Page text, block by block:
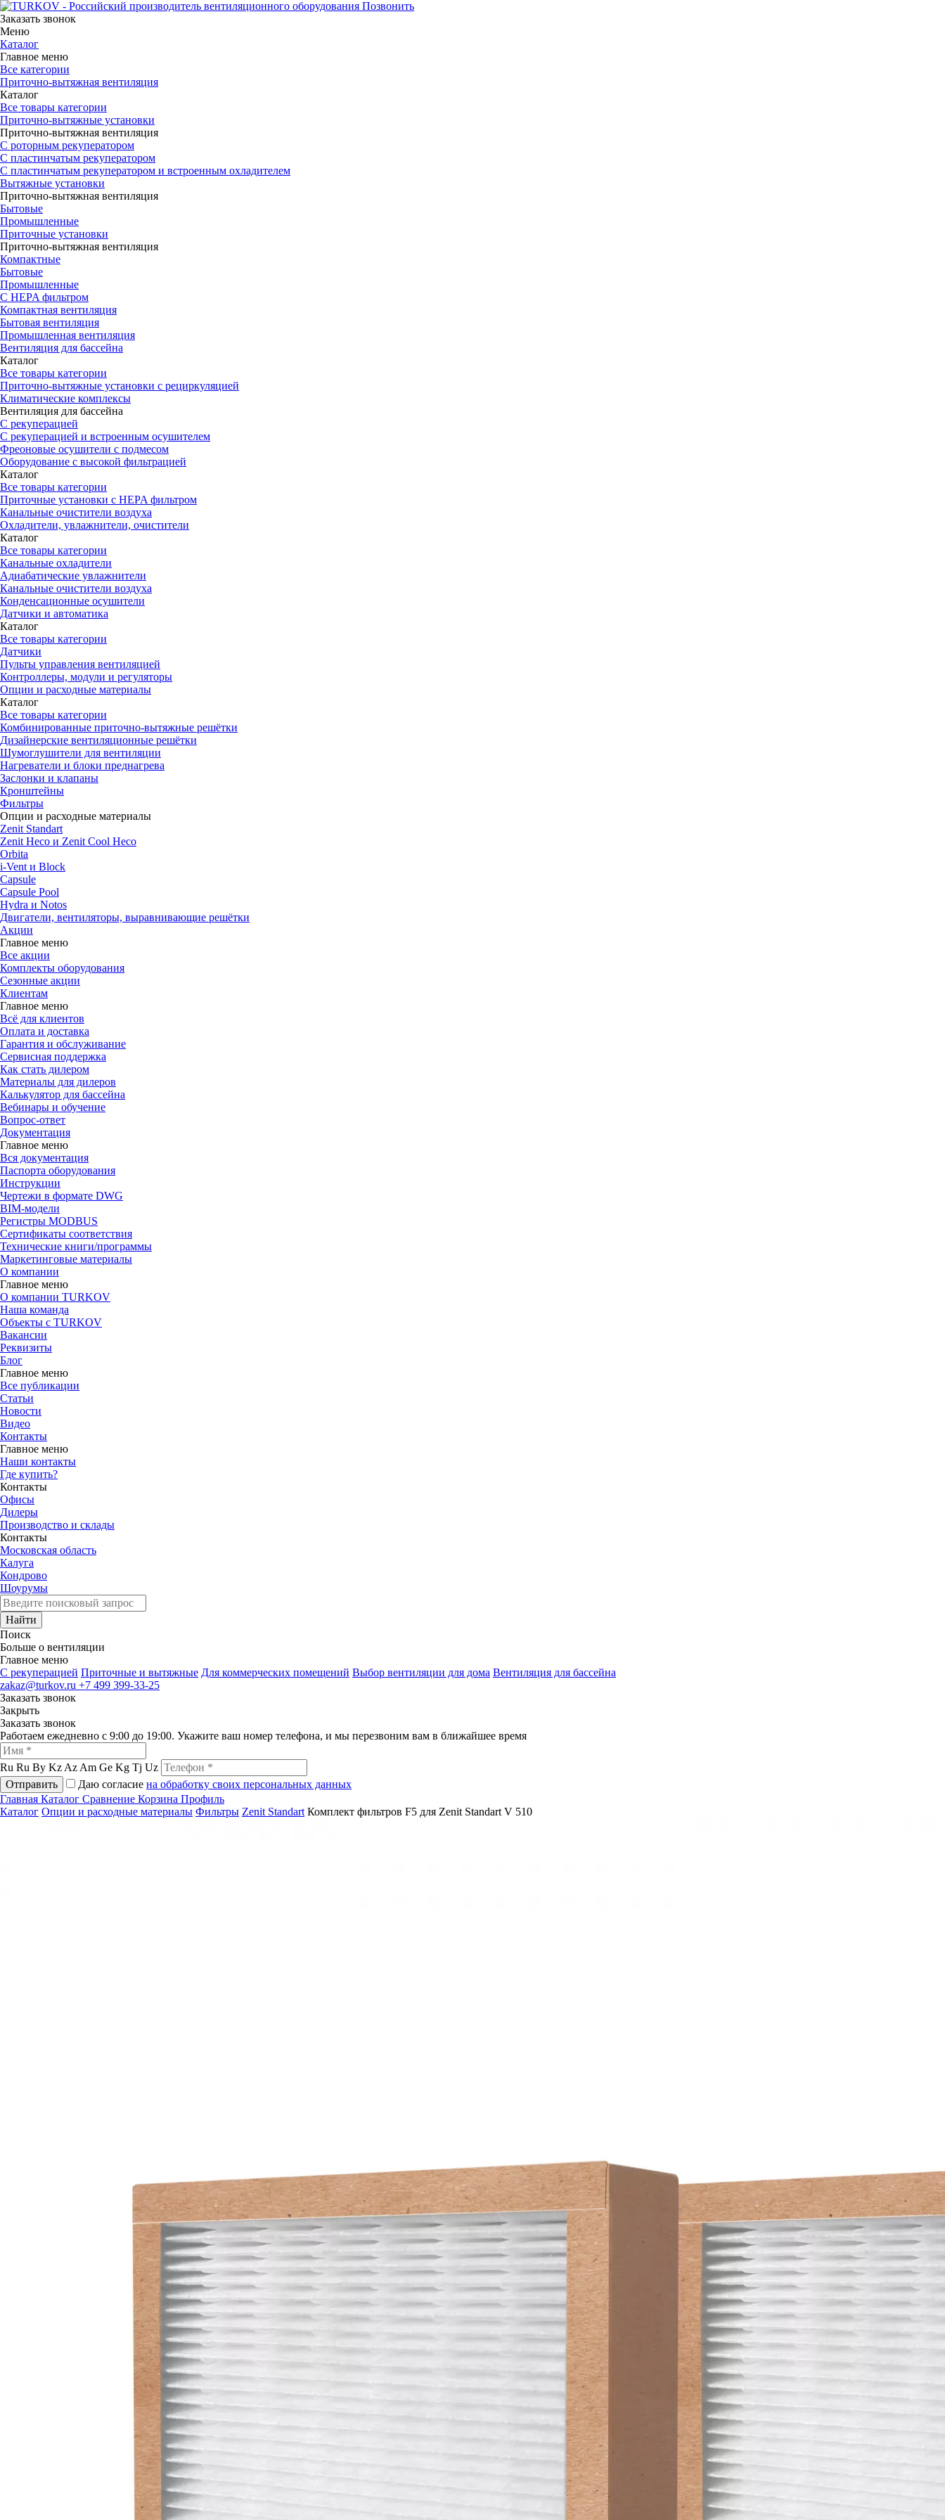
Позвонить
Заказать звонок
Меню
Каталог
Главное меню
Все категории
Приточно-вытяжная вентиляция
Каталог
Все товары категории
Приточно-вытяжные установки
Приточно-вытяжная вентиляция
С роторным рекуператором
С пластинчатым рекуператором
С пластинчатым рекуператором и встроенным охладителем
Вытяжные установки
Приточно-вытяжная вентиляция
Бытовые
Промышленные
Приточные установки
Приточно-вытяжная вентиляция
Компактные
Бытовые
Промышленные
С HEPA фильтром
Компактная вентиляция
Бытовая вентиляция
Промышленная вентиляция
Вентиляция для бассейна
Каталог
Все товары категории
Приточно-вытяжные установки с рециркуляцией
Климатические комплексы
Вентиляция для бассейна
С рекуперацией
С рекуперацией и встроенным осушителем
Фреоновые осушители с подмесом
Оборудование с высокой фильтрацией
Каталог
Все товары категории
Приточные установки c HEPA фильтром
Канальные очистители воздуха
Охладители, увлажнители, очистители
Каталог
Все товары категории
Канальные охладители
Адиабатические увлажнители
Канальные очистители воздуха
Конденсационные осушители
Датчики и автоматика
Каталог
Все товары категории
Датчики
Пульты управления вентиляцией
Контроллеры, модули и регуляторы
Опции и расходные материалы
Каталог
Все товары категории
Комбинированные приточно-вытяжные решётки
Дизайнерские вентиляционные решётки
Шумоглушители для вентиляции
Нагреватели и блоки преднагрева
Заслонки и клапаны
Кронштейны
Фильтры
Опции и расходные материалы
Zenit Standart
Zenit Heco и Zenit Cool Heco
Orbita
i-Vent и Block
Capsule
Capsule Pool
Hydra и Notos
Двигатели, вентиляторы, выравнивающие решётки
Акции
Главное меню
Все акции
Комплекты оборудования
Сезонные акции
Клиентам
Главное меню
Всё для клиентов
Оплата и доставка
Гарантия и обслуживание
Сервисная поддержка
Как стать дилером
Материалы для дилеров
Калькулятор для бассейна
Вебинары и обучение
Вопрос-ответ
Документация
Главное меню
Вся документация
Паспорта оборудования
Инструкции
Чертежи в формате DWG
BIM-модели
Регистры MODBUS
Сертификаты соответствия
Технические книги/программы
Маркетинговые материалы
О компании
Главное меню
О компании TURKOV
Наша команда
Объекты с TURKOV
Вакансии
Реквизиты
Блог
Главное меню
Все публикации
Статьи
Новости
Видео
Контакты
Главное меню
Наши контакты
Где купить?
Контакты
Офисы
Дилеры
Производство и склады
Контакты
Московская область
Калуга
Кондрово
Шоурумы
Найти
Поиск
Больше о вентиляции
Главное меню
C рекуперацией Приточные и вытяжные Для коммерческих помещений Выбор вентиляции для дома Вентиляция для бассейна
zakaz@turkov.ru +7 499 399-33-25
Заказать звонок
Закрыть
Заказать звонок
Работаем ежедневно с 9:00 до 19:00. Укажите ваш номер телефона, и мы перезвоним вам в ближайшее время
Ru Ru By Kz Az Am Ge Kg Tj Uz
Отправить
Даю согласие на обработку своих персональных данных
Главная Каталог Сравнение Корзина Профиль
Каталог Опции и расходные материалы Фильтры Zenit Standart Комплект фильтров F5 для Zenit Standart V 510